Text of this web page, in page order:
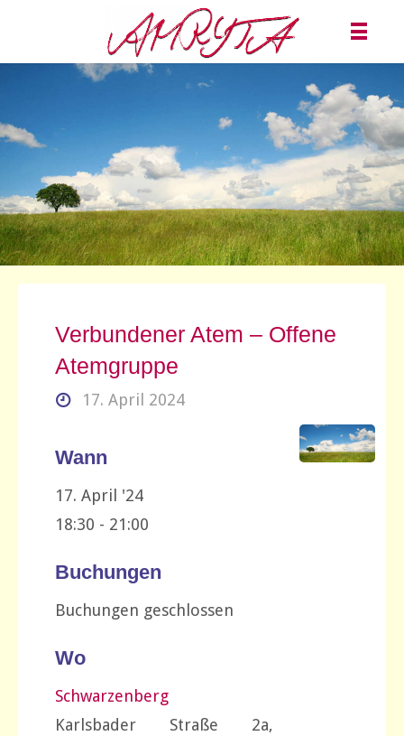
Verbundener Atem – Offene
Atemgruppe
17. April 2024
Wann
17. April '24
18:30 - 21:00
Buchungen
Buchungen geschlossen
Wo
Schwarzenberg
Karlsbader Straße 2a,